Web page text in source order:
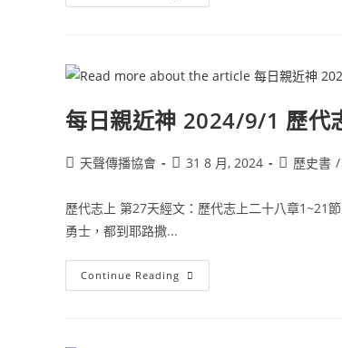
每日親近神 2024/9/1 歷代
天聲傳播協會 31 8 月, 2024 歷史書 /
歷代志上 第27天經文：歷代志上二十八章1~21
勇士，都到耶路撒...
Continue Reading